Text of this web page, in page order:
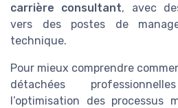
carrière consultant, avec
vers des postes de
technique.
Pour mieux comprendre
détachées
l’optimisation des processus